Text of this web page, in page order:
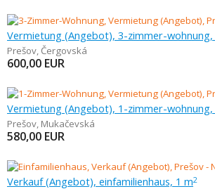
Vermietung (Angebot), 3-zimmer-wohnung,
Prešov, Čergovská
600,00 EUR
Vermietung (Angebot), 1-zimmer-wohnung,
Prešov, Mukačevská
580,00 EUR
Verkauf (Angebot), einfamilienhaus, 1 m2